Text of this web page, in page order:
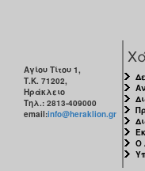
Αγίου Τίτου 1,
Τ.Κ. 71202,
Ηράκλειο
Τηλ.: 2813-409000
email:info@heraklion.gr
Ο